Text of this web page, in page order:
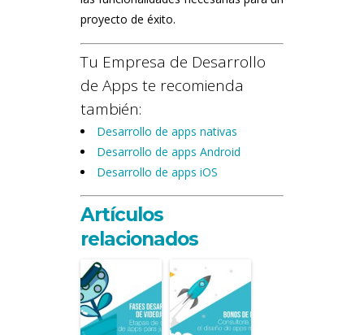
proyecto de éxito.
Tu Empresa de Desarrollo
de Apps te recomienda
también:
Desarrollo de apps nativas
Desarrollo de apps Android
Desarrollo de apps iOS
Artículos
relacionados